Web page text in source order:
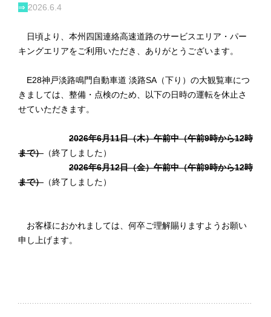
⇒ 2026.6.4
日頃より、本州四国連絡高速道路のサービスエリア・パー
キングエリアをご利用いただき、ありがとうございます。
E28神戸淡路鳴門自動車道 淡路SA（下り）の大観覧車につ
きましては、整備・点検のため、以下の日時の運転を休止さ
せていただきます。
2026年6月11日（木）午前中（午前9時から12時
まで） （終了しました）
2026年6月12日（金）午前中（午前9時から12時
まで） （終了しました）
お客様におかれましては、何卒ご理解賜りますようお願い
申し上げます。